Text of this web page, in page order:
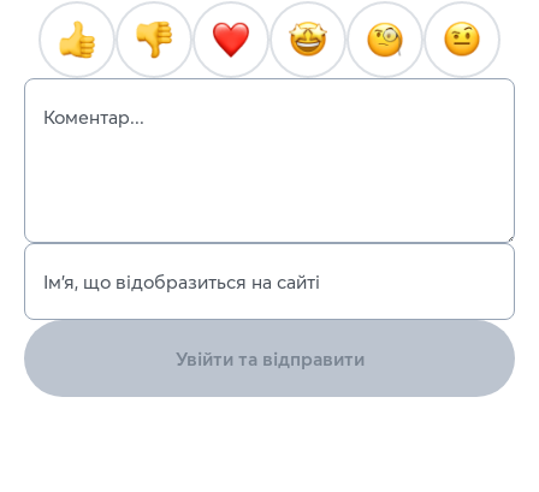
Коментар...
Ім’я, що відобразиться на сайті
Увійти та відправити